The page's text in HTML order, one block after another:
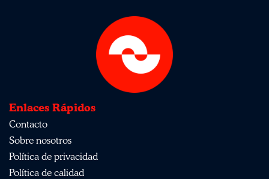
Enlaces Rápidos
Contacto
Sobre nosotros
Política de privacidad
Política de calidad